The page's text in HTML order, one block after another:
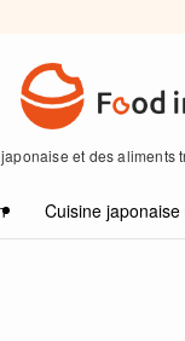
et des
Cuisine